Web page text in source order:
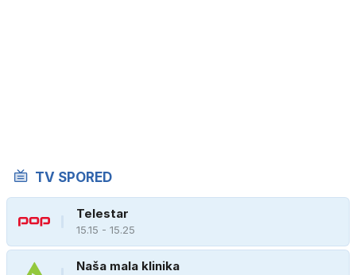
TV SPORED
Telestar
15.15 - 15.25
Naša mala klinika